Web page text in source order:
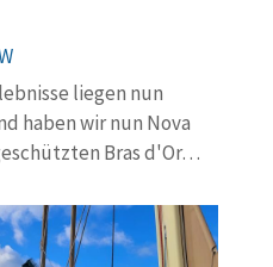
liegen nun
haben wir nun Nova
Bras d'Or…